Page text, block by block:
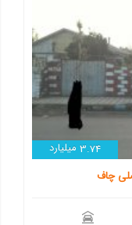
3.74 میلیارد
چاف